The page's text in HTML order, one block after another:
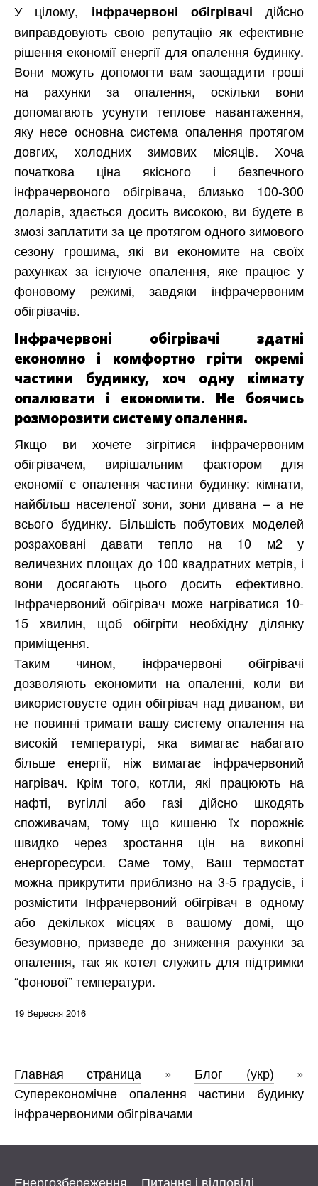
У цілому, інфрачервоні обігрівачі дійсно
виправдовують свою репутацію як ефективне
рішення економії енергії для опалення будинку.
Вони можуть допомогти вам заощадити гроші
на рахунки за опалення, оскільки вони
допомагають усунути теплове навантаження,
яку несе основна система опалення протягом
довгих, холодних зимових місяців. Хоча
початкова ціна якісного і безпечного
інфрачервоного обігрівача, близько 100-300
доларів, здається досить високою, ви будете в
змозі заплатити за це протягом одного зимового
сезону грошима, які ви економите на своїх
рахунках за існуюче опалення, яке працює у
фоновому режимі, завдяки інфрачервоним
обігрівачів.
Інфрачервоні обігрівачі здатні
економно і комфортно гріти окремі
частини будинку, хоч одну кімнату
опалювати і економити. Не боячись
розморозити систему опалення.
Якщо ви хочете зігрітися інфрачервоним
обігрівачем, вирішальним фактором для
економії є опалення частини будинку: кімнати,
найбільш населеної зони, зони дивана – а не
всього будинку. Більшість побутових моделей
розраховані давати тепло на 10 м2 у
величезних площах до 100 квадратних метрів, і
вони досягають цього досить ефективно.
Інфрачервоний обігрівач може нагріватися 10-
15 хвилин, щоб обігріти необхідну ділянку
приміщення.
Таким чином, інфрачервоні обігрівачі
дозволяють економити на опаленні, коли ви
використовуєте один обігрівач над диваном, ви
не повинні тримати вашу систему опалення на
високій температурі, яка вимагає набагато
більше енергії, ніж вимагає інфрачервоний
нагрівач. Крім того, котли, які працюють на
нафті, вугіллі або газі дійсно шкодять
споживачам, тому що кишеню їх порожніє
швидко через зростання цін на викопні
енергоресурси. Саме тому, Ваш термостат
можна прикрутити приблизно на 3-5 градусів, і
розмістити Інфрачервоний обігрівач в одному
або декількох місцях в вашому домі, що
безумовно, призведе до зниження рахунки за
опалення, так як котел служить для підтримки
“фонової” температури.
19 Вересня 2016
Главная страница » Блог (укр) »
Суперекономічне опалення частини будинку
інфрачервоними обігрівачами
Енергозбереження Питання і відповіді